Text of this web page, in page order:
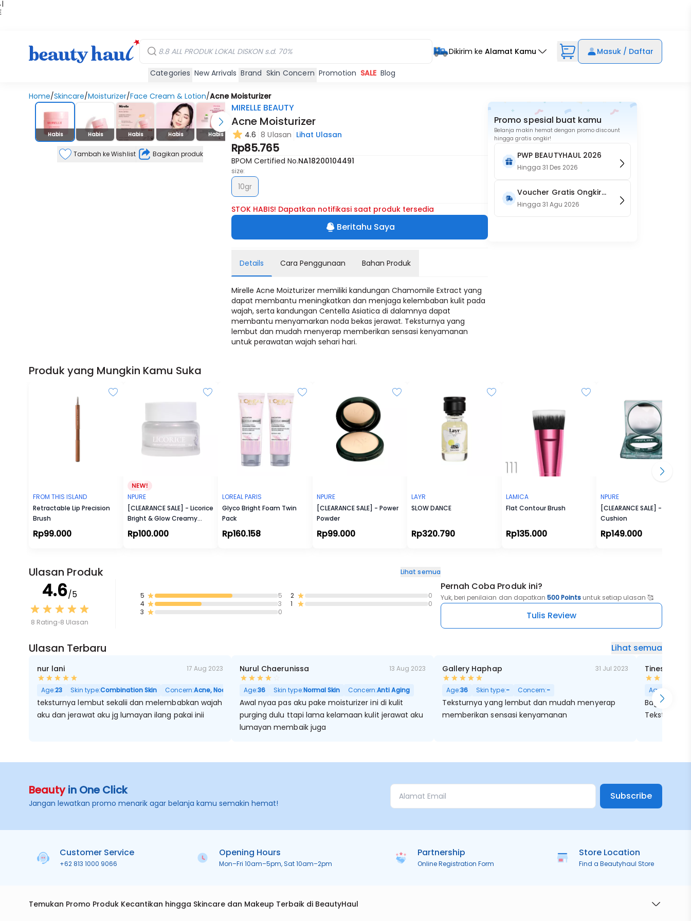
|
Dikirim ke Alamat Kamu Masuk / Daftar
Categories New Arrivals Brand Skin Concern Promotion SALE Blog
Home/Skincare/Moisturizer/Face Cream & Lotion/Acne Moisturizer
Stok Habis
Habis Habis Habis Habis Habis Habis
Tambah ke Wishlist Bagikan produk
MIRELLE BEAUTY
Acne Moisturizer
4.6 8 Ulasan Lihat Ulasan
Rp85.765
BPOM Certified No.NA18200104491
size:
10gr
STOK HABIS! Dapatkan notifikasi saat produk tersedia
Beritahu Saya
Details Cara Penggunaan Bahan Produk
Mirelle Acne Moizturizer memiliki kandungan Chamomile Extract yang
dapat membantu meningkatkan dan menjaga kelembaban kulit pada
wajah, serta kandungan Centella Asiatica di dalamnya dapat
membantu menyamarkan noda bekas jerawat. Teksturnya yang
lembut dan mudah menyerap memberikan sensasi kenyamanan
untuk perawatan wajah sehari hari.
Promo spesial buat kamu
Belanja makin hemat dengan promo discount
hingga gratis ongkir!
PWP BEAUTYHAUL 2026
Hingga31 Des 2026
Voucher Gratis Ongkir
15RB (Only on Website)
Hingga31 Agu 2026
Produk yang Mungkin Kamu Suka
FROM THIS ISLAND
Retractable Lip Precision
Brush
Rp99.000
NPURE
[CLEARANCE SALE] - Licorice
Bright & Glow Creamy
Light Moisturizer
Rp100.000
LOREAL PARIS
Glyco Bright Foam Twin
Pack
Rp160.158
NPURE
[CLEARANCE SALE] - Power
Powder
Rp99.000
LAYR
SLOW DANCE
Rp320.790
LAMICA
Flat Contour Brush
Rp135.000
NPURE
[CLEARANCE SALE] - Power
Cushion
Rp149.000
Ulasan Produk Lihat semua
4.6/5
8 Rating 8 Ulasan
5
5
4
3
3
0
2
0
1
0
Pernah Coba Produk ini?
Yuk, beri penilaian dan dapatkan 500 Points untuk setiap ulasan 🥰
Tulis Review
Ulasan Terbaru Lihat semua
nur lani 17 Aug 2023
Age:23 Skin type:Combination Skin Concern:Acne, Noda Hitam, Kulit Kering, Berminyak, Pori Besar
teksturnya lembut sekalii dan melembabkan wajah
aku dan jerawat aku jg lumayan ilang pakai inii
Nurul Chaerunissa 13 Aug 2023
Age:36 Skin type:Normal Skin Concern:Anti Aging
Awal nyaa pas aku pake moisturizer ini di kulit
purging dulu ttapi lama kelamaan kulit jerawat aku
lumayan membaik juga
Gallery Haphap 31 Jul 2023
Age:36 Skin type:- Concern:-
Teksturnya yang lembut dan mudah menyerap
memberikan sensasi kenyamanan
Tinesyah
Age:
Bagus acne
Teksturnya
Beautyin One Click
Jangan lewatkan promo menarik agar belanja kamu semakin hemat!
Subscribe
Customer Service
+62 813 1000 9066
Opening Hours
Mon–Fri 10am–5pm, Sat 10am–2pm
Partnership
Online Registration Form
Store Location
Find a Beautyhaul Store
Temukan Promo Produk Kecantikan hingga Skincare dan Makeup Terbaik di BeautyHaul